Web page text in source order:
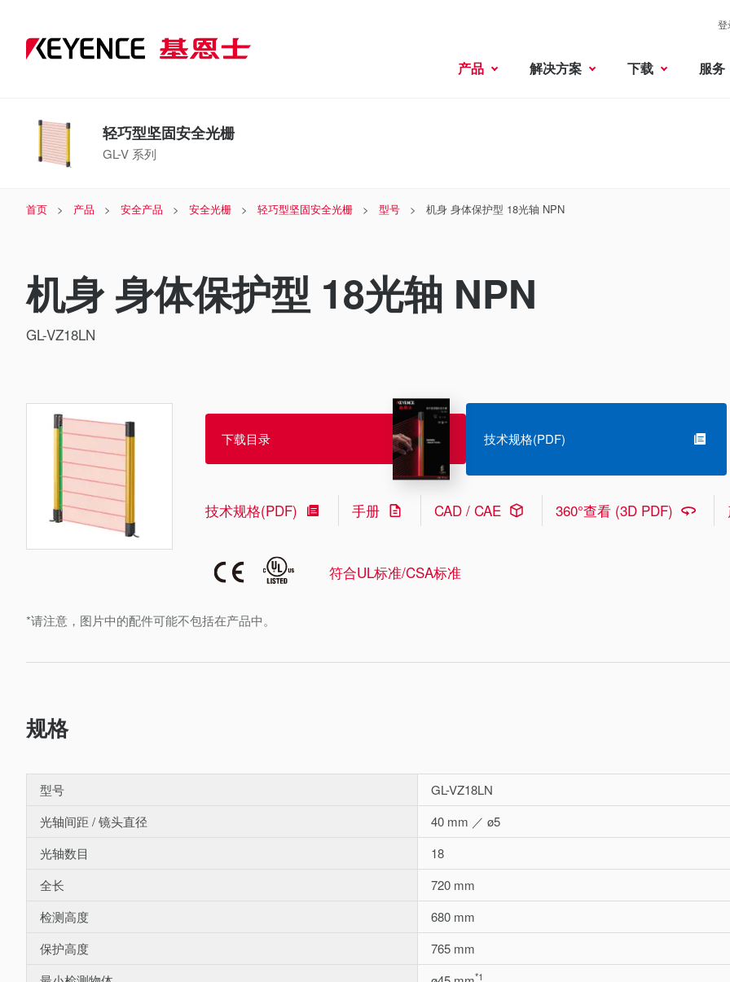
登
产品 解决方案 下载 服务
轻巧型坚固安全光栅
GL-V 系列
首页 产品 安全产品 安全光栅 轻巧型坚固安全光栅 型号 机身 身体保护型 18光轴 NPN
机身 身体保护型 18光轴 NPN
GL-VZ18LN
*请注意，图片中的配件可能不包括在产品中。
下载目录 技术规格(PDF)
技术规格(PDF) 手册 CAD / CAE 360°查看 (3D PDF)
符合UL标准/CSA标准
规格
型号
GL-VZ18LN
光轴间距 / 镜头直径
40 mm ／ ø5
光轴数目
18
全长
720 mm
检测高度
680 mm
保护高度
765 mm
*1